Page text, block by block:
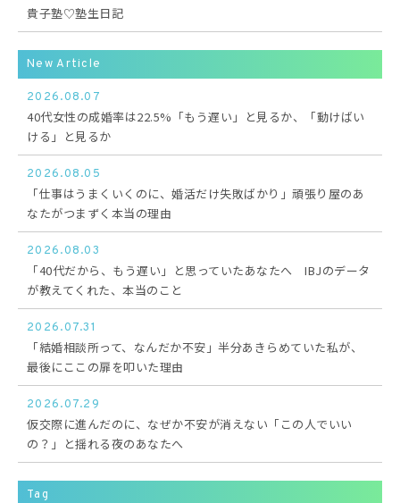
貴子塾♡塾生日記
New Article
2026.08.07
40代女性の成婚率は22.5%「もう遅い」と見るか、「動けばい
ける」と見るか
2026.08.05
「仕事はうまくいくのに、婚活だけ失敗ばかり」頑張り屋のあ
なたがつまずく本当の理由
2026.08.03
「40代だから、もう遅い」と思っていたあなたへ IBJのデータ
が教えてくれた、本当のこと
2026.07.31
「結婚相談所って、なんだか不安」半分あきらめていた私が、
最後にここの扉を叩いた理由
2026.07.29
仮交際に進んだのに、なぜか不安が消えない「この人でいい
の？」と揺れる夜のあなたへ
Tag